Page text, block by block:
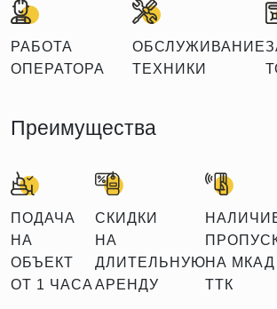
РАБОТА
ОПЕРАТОРА
ОБСЛУЖИВАНИЕ
ТЕХНИКИ
Преимущества
ПОДАЧА
НА
ОБЪЕКТ
ОТ 1 ЧАСА
СКИДКИ
НА
ДЛИТЕЛЬНУЮ
АРЕНДУ
НА МКАД
ТТК